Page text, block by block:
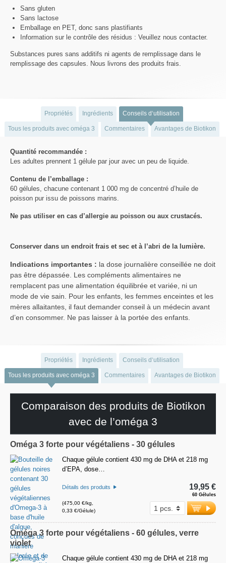
Sans gluten
Sans lactose
Emballage en PET, donc sans plastifiants
Information sur le contrôle des résidus : Veuillez nous contacter.
Substances pures sans additifs ni agents de remplissage dans le
remplissage des capsules. Nous livrons des produits frais.
Propriétés Ingrédients Conseils d‘utilisation
Tous les produits avec oméga 3 Commentaires Avantages de Biotikon
Quantité recommandée :
Les adultes prennent 1 gélule par jour avec un peu de liquide.
Contenu de l’emballage :
60 gélules, chacune contenant 1 000 mg de concentré d’huile de
poisson pur issu de poissons marins.
Ne pas utiliser en cas d’allergie au poisson ou aux crustacés.
Conserver dans un endroit frais et sec et à l’abri de la lumière.
Indications importantes : la dose journalière conseillée ne doit
pas être dépassée. Les compléments alimentaires ne
remplacent pas une alimentation équilibrée et variée, ni un
mode de vie sain. Pour les enfants, les femmes enceintes et les
mères allaitantes, il faut demander conseil à un médecin avant
d’en consommer. Ne pas laisser à la portée des enfants.
Propriétés Ingrédients Conseils d‘utilisation
Tous les produits avec oméga 3 Commentaires Avantages de Biotikon
Comparaison des produits de Biotikon
avec de l’oméga 3
Oméga 3 forte pour végétaliens - 30 gélules
Chaque gélule contient 430 mg de DHA et 218 mg
d’EPA, dose…
Détails des produits
(475,00 €/kg,
0,33 €/Gélule)
60 Gélules
19,95 €
Oméga 3 forte pour végétaliens - 60 gélules, verre
violet
Chaque gélule contient 430 mg de DHA et 218 mg